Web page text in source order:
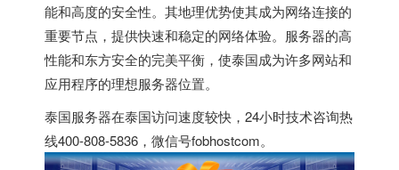
能和高度的安全性。其地理优势使其成为网络连接的
重要节点，提供快速和稳定的网络体验。服务器的高
性能和东方安全的完美平衡，使泰国成为许多网站和
应用程序的理想服务器位置。
泰国服务器在泰国访问速度较快，24小时技术咨询热
线400-808-5836，微信号fobhostcom。